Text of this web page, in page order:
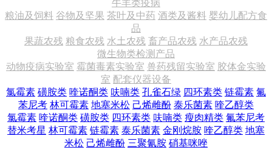
牛羊类疫病
粮油及饲料 谷物及坚果 茶叶及中药 酒类及酱料 婴幼儿配方食
品
果蔬农残 粮食农残 水土农残 畜产品农残 水产品农残
微生物类检测产品
动物疫病实验室 霉菌毒素实验室 兽药残留实验室 胶体金实验
室 配套仪器设备
氯霉素 磺胺类 喹诺酮类 呋喃类 孔雀石绿 四环素类 链霉素 氟
苯尼考 林可霉素 地塞米松 己烯雌酚 泰乐菌素 喹乙醇类
氯霉素 喹诺酮类 磺胺类 四环素类 呋喃类 瘦肉精类 氟苯尼考
替米考星 林可霉素 链霉素 泰乐菌素 金刚烷胺 喹乙醇类 地塞
米松 己烯雌酚 三聚氰胺 硝基咪唑